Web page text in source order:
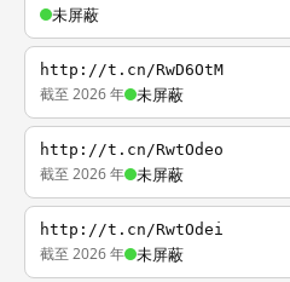
未屏蔽
http://t.cn/RwD6OtM
截至 2026 年 未屏蔽
http://t.cn/RwtOdeo
截至 2026 年 未屏蔽
http://t.cn/RwtOdei
截至 2026 年 未屏蔽